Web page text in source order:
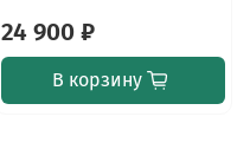
24 900 ₽
В корзину